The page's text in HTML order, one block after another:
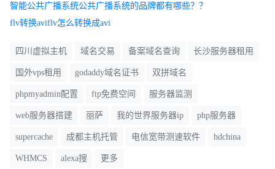
智能公共广播系统公共广播系统的品牌都有哪些？？
flv转换aviflv怎么转换成avi
四川虚拟主机 域名交易 备案域名查询 长沙服务器租用
国外vps租用 godaddy域名证书 双拼域名
phpmyadmin配置 ftp免费空间 服务器监测
web服务器搭建 丽萨 我的世界服务器ip php服务器
supercache 成都主机托管 电信宽带测速软件 hdchina
WHMCS alexa搜 更多